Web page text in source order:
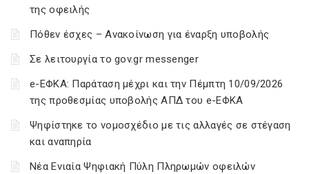
της οφειλής
Πόθεν έσχες – Ανακοίνωση για έναρξη υποβολής
Σε λειτουργία το gov.gr messenger
e-ΕΦΚΑ: Παράταση μέχρι και την Πέμπτη 10/09/2026
της προθεσμίας υποβολής ΑΠΔ του e-ΕΦΚΑ
Ψηφίστηκε το νομοσχέδιο με τις αλλαγές σε στέγαση
και αναπηρία
Νέα Ενιαία Ψηφιακή Πύλη Πληρωμών οφειλών